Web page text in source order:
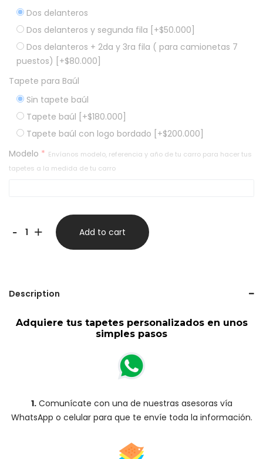
Dos delanteros
Dos delanteros y segunda fila [+$50.000]
Dos delanteros + 2da y 3ra fila ( para camionetas 7
puestos) [+$80.000]
Tapete para Baúl
Sin tapete baúl
Tapete baúl [+$180.000]
Tapete baúl con logo bordado [+$200.000]
Modelo * Envíanos modelo, referencia y año de tu carro para hacer tus
tapetes a la medida de tu carro
-Tapete
Hyundai
+ Add to cart
Description
Adquiere tus tapetes personalizados en unos
simples pasos
1.Comunícate con una de nuestras asesoras vía
WhatsApp o celular para que te envíe toda la información.